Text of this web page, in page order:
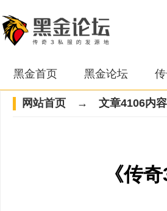
黑金首页 黑金论坛
网站首页 → 文章4106内容
《传